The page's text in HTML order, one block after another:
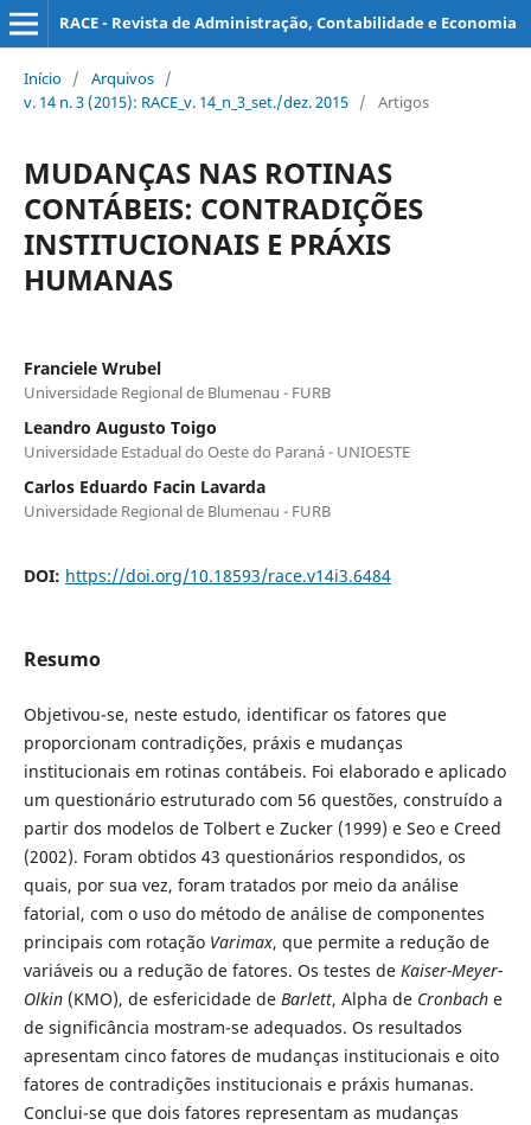
RACE - Revista de Administração, Contabilidade e Economia
Início / Arquivos /
v. 14 n. 3 (2015): RACE_v. 14_n_3_set./dez. 2015 / Artigos
MUDANÇAS NAS ROTINAS
CONTÁBEIS: CONTRADIÇÕES
INSTITUCIONAIS E PRÁXIS
HUMANAS
Franciele Wrubel
Universidade Regional de Blumenau - FURB
Leandro Augusto Toigo
Universidade Estadual do Oeste do Paraná - UNIOESTE
Carlos Eduardo Facin Lavarda
Universidade Regional de Blumenau - FURB
DOI: https://doi.org/10.18593/race.v14i3.6484
Resumo
Objetivou-se, neste estudo, identificar os fatores que
proporcionam contradições, práxis e mudanças
institucionais em rotinas contábeis. Foi elaborado e aplicado
um questionário estruturado com 56 questões, construído a
partir dos modelos de Tolbert e Zucker (1999) e Seo e Creed
(2002). Foram obtidos 43 questionários respondidos, os
quais, por sua vez, foram tratados por meio da análise
fatorial, com o uso do método de análise de componentes
principais com rotação Varimax, que permite a redução de
variáveis ou a redução de fatores. Os testes de Kaiser-Meyer-
Olkin(KMO), de esfericidade de Barlett, Alpha de Cronbache
de significância mostram-se adequados. Os resultados
apresentam cinco fatores de mudanças institucionais e oito
fatores de contradições institucionais e práxis humanas.
Conclui-se que dois fatores representam as mudanças